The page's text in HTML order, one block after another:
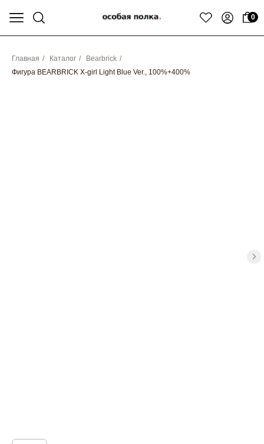
0
Главная / Каталог / Bearbrick /
Фигура BEARBRICK X-girl Light Blue Ver., 100%+400%